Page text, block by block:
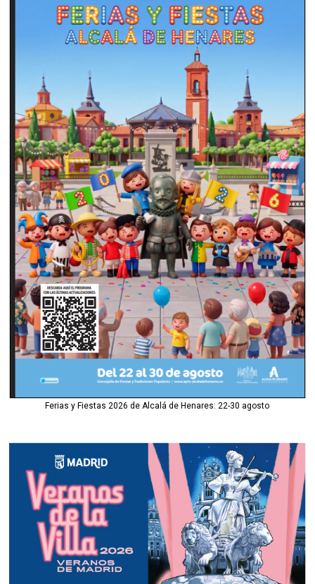
Ferias y Fiestas 2026 de Alcalá de Henares: 22-30 agosto